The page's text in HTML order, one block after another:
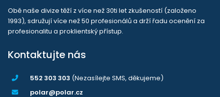
Obě naše divize těží z více než 30ti let zkušeností (založeno
1993), sdružují více než 50 profesionálů a drží řadu ocenění za
profesionalitu a proklientský přístup.
Kontaktujte nás
552 303 303 (Nezasílejte SMS, děkujeme)
polar@polar.cz